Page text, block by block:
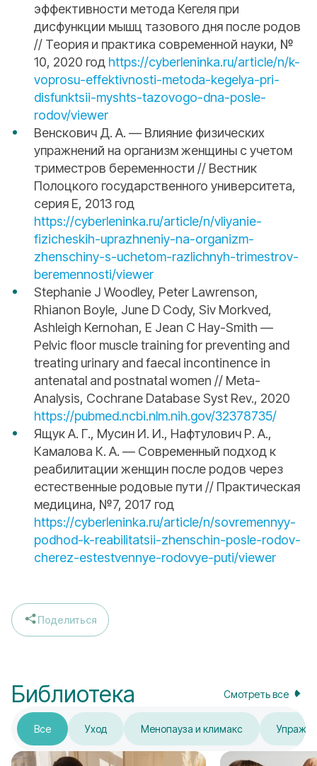
эффективности метода Кегеля при
дисфункции мышц тазового дня после родов
// Теория и практика современной науки, №
10, 2020 год https://cyberleninka.ru/article/n/k-
voprosu-effektivnosti-metoda-kegelya-pri-
disfunktsii-myshts-tazovogo-dna-posle-
rodov/viewer
Венскович Д. А. — Влияние физических
упражнений на организм женщины с учетом
триместров беременности // Вестник
Полоцкого государственного университета,
серия Е, 2013 год
https://cyberleninka.ru/article/n/vliyanie-
fizicheskih-uprazhneniy-na-organizm-
zhenschiny-s-uchetom-razlichnyh-trimestrov-
beremennosti/viewer
Stephanie J Woodley, Peter Lawrenson,
Rhianon Boyle, June D Cody, Siv Morkved,
Ashleigh Kernohan, E Jean C Hay-Smith —
Pelvic floor muscle training for preventing and
treating urinary and faecal incontinence in
antenatal and postnatal women // Meta-
Analysis, Cochrane Database Syst Rev., 2020
https://pubmed.ncbi.nlm.nih.gov/32378735/
Ящук А. Г., Мусин И. И., Нафтулович Р. А.,
Камалова К. А. — Современный подход к
реабилитации женщин после родов через
естественные родовые пути // Практическая
медицина, №7, 2017 год
https://cyberleninka.ru/article/n/sovremennyy-
podhod-k-reabilitatsii-zhenschin-posle-rodov-
cherez-estestvennye-rodovye-puti/viewer
Поделиться
Библиотека Смотреть все
Все Уход Менопауза и климакс